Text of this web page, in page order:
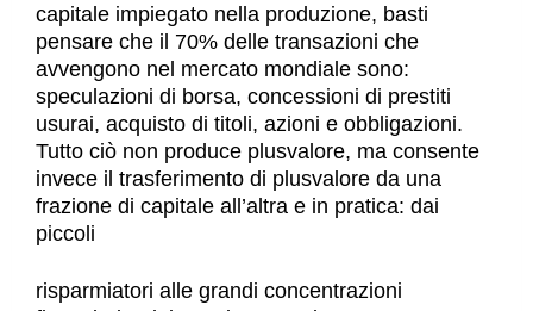
capitale impiegato nella produzione, basti
pensare che il 70% delle transazioni che
avvengono nel mercato mondiale sono:
speculazioni di borsa, concessioni di prestiti
usurai, acquisto di titoli, azioni e obbligazioni.
Tutto ciò non produce plusvalore, ma consente
invece il trasferimento di plusvalore da una
frazione di capitale all’altra e in pratica: dai
piccoli
risparmiatori alle grandi concentrazioni